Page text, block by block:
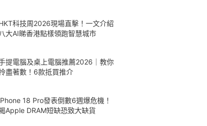
科技周2026現場直擊！一文介紹
八大AI睇香港點樣領跑智慧城市
提電腦及桌上電腦推薦2026｜教你
盡著數！6款抵買推介
18 Pro發表倒數6週爆危機！
Apple DRAM短缺恐致大缺貨